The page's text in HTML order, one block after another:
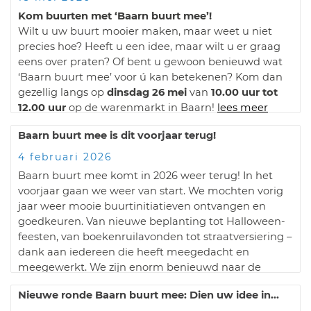
Kom buurten met ‘Baarn buurt mee’!
Wilt u uw buurt mooier maken, maar weet u niet
precies hoe? Heeft u een idee, maar wilt u er graag
eens over praten? Of bent u gewoon benieuwd wat
‘Baarn buurt mee’ voor ú kan betekenen? Kom dan
gezellig langs op dinsdag 26 mei van 10.00 uur tot
12.00 uur op de warenmarkt in Baarn! lees meer
Baarn buurt mee is dit voorjaar terug!
4 februari 2026
Baarn buurt mee komt in 2026 weer terug! In het
voorjaar gaan we weer van start. We mochten vorig
jaar weer mooie buurtinitiatieven ontvangen en
goedkeuren. Van nieuwe beplanting tot Halloween-
feesten, van boekenruilavonden tot straatversiering –
dank aan iedereen die heeft meegedacht en
meegewerkt. We zijn enorm benieuwd naar de
Nieuwe ronde Baarn buurt mee: Dien uw idee in...